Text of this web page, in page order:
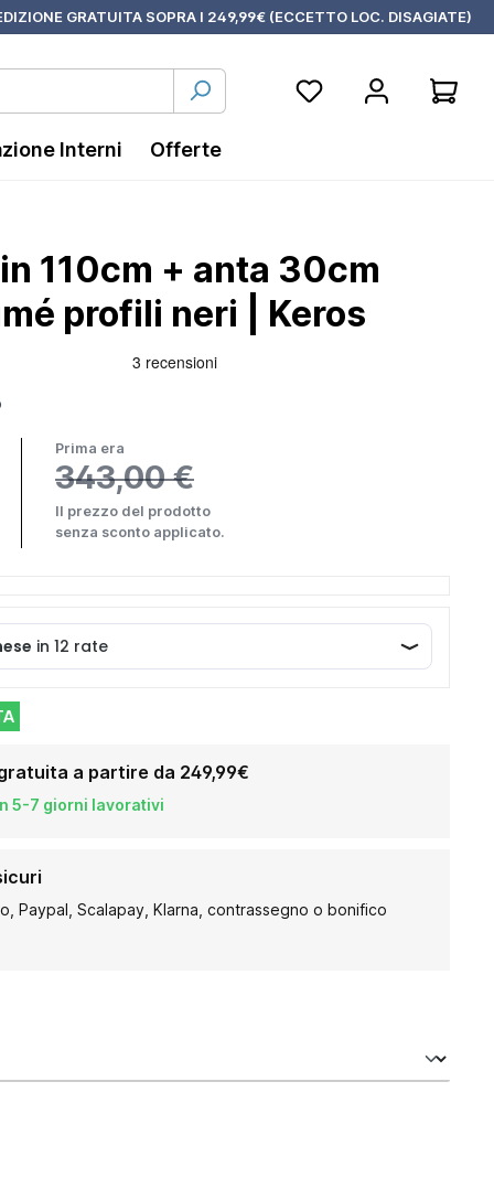
GRATUITA SOPRA I 249,99€ (ECCETTO LOC. DISAGIATE)
Interni Offerte
110cm + anta 30cm
profili neri | Keros
Prima era
343,00 €
Il prezzo del prodotto
senza sconto applicato.
a partire da 249,99€
5-7 giorni lavorativi
Paypal, Scalapay, Klarna, contrassegno o bonifico